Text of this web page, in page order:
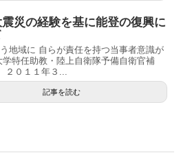
災の経験を基に能登の復興に
地域に 自らが責任を持つ当事者意識が
学特任助教・陸上自衛隊予備自衛官補
０１１年３...
記事を読む